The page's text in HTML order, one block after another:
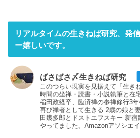
リアルタイムの生きねば研究、発
ー嬉しいです。
ばさばさ〆生きねば研究
このつらい現実を見据えて「生き
時間の坐禅・読書・小説執筆と在
稲田政経卒、臨済禅の参禅修行3
再び禅者として生きる 2歳の娘と
田幾多郎とドストエフスキー 新
やってました。Amazonアソシエ